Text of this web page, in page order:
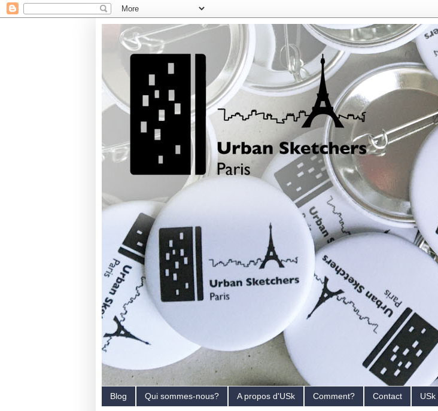
Blog Qui sommes-nous? A propos d'USk Comment? Contact